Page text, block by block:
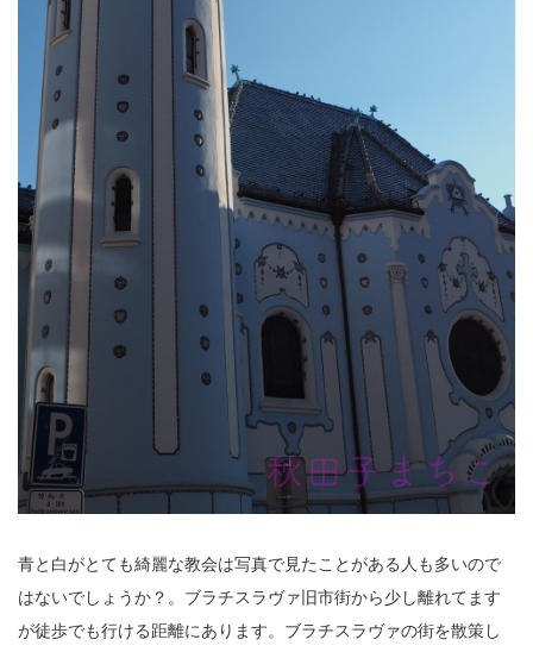
青と白がとても綺麗な教会は写真で見たことがある人も多いので
はないでしょうか？。ブラチスラヴァ旧市街から少し離れてます
が徒歩でも行ける距離にあります。ブラチスラヴァの街を散策し